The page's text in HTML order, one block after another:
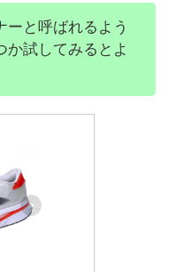
ーと呼ばれるよう
か試してみるとよ